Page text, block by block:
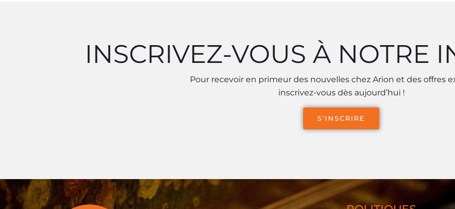
INSCRIVEZ-VOUS À NOTRE
Pour recevoir en primeur des nouvelles chez Arion et des offres
inscrivez-vous dès aujourd’hui !
S'INSCRIRE